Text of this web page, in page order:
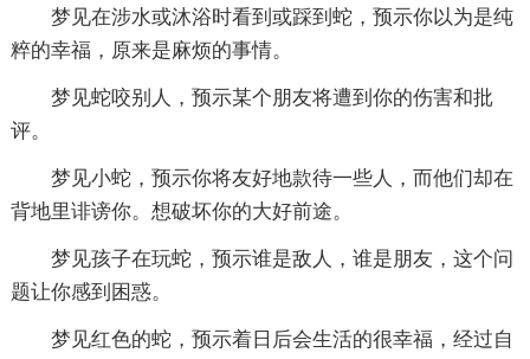
梦见在涉水或沐浴时看到或踩到蛇，预示你以为是纯
粹的幸福，原来是麻烦的事情。
梦见蛇咬别人，预示某个朋友将遭到你的伤害和批
评。
梦见小蛇，预示你将友好地款待一些人，而他们却在
背地里诽谤你。想破坏你的大好前途。
梦见孩子在玩蛇，预示谁是敌人，谁是朋友，这个问
题让你感到困惑。
梦见红色的蛇，预示着日后会生活的很幸福，经过自